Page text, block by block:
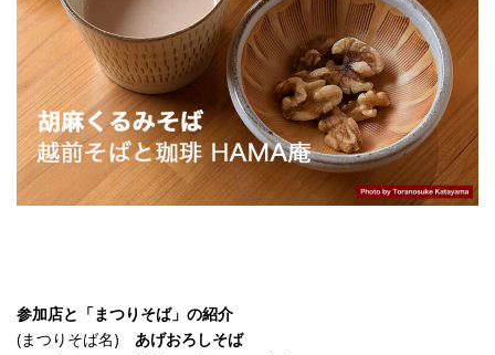
参加店と「まつりそば」の紹介
(まつりそば名) あげおろしそば